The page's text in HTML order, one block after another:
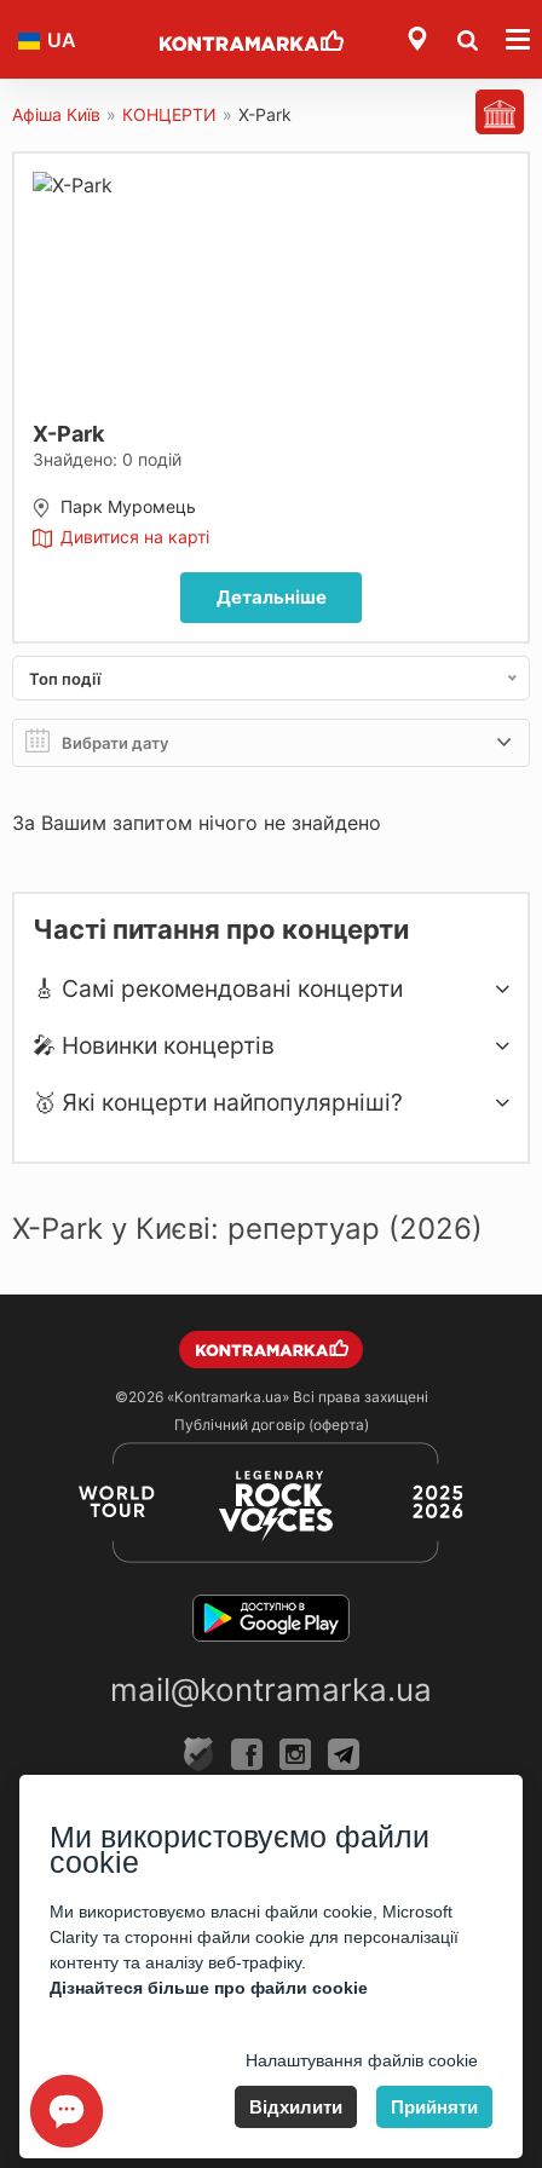
UA
Афіша Київ » КОНЦЕРТИ » X-Park
X-Park
Знайдено: 0 подій
Парк Муромець
Дивитися на карті
Детальніше
Топ події
За Вашим запитом нічого не знайдено
Часті питання про концерти
🎸 Самі рекомендовані концерти
🎤 Новинки концертів
🥇 Які концерти найпопулярніші?
X-Park у Києві: репертуар (2026)
©2026 «Kontramarka.ua»Всі права захищені
Публічний договір (оферта)
mail@kontramarka.ua
Каси
ПАРТНЕРАМ
Організаторам
Корпоративним клієнтам
Ми використовуємо файли
cookie
Ми використовуємо власні файли cookie, Microsoft
Clarity та сторонні файли cookie для персоналізації
контенту та аналізу веб-трафіку.
Дізнайтеся більше про файли cookie
Налаштування файлів cookie
Відхилити Прийняти